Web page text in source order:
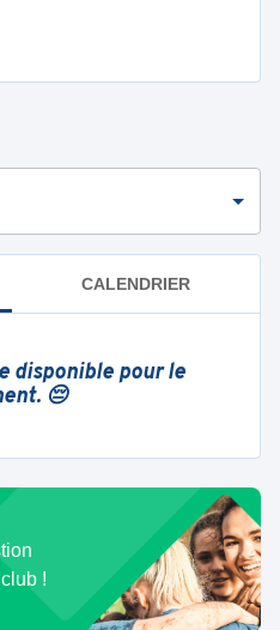
CALENDRIER
disponible pour le
😔
!